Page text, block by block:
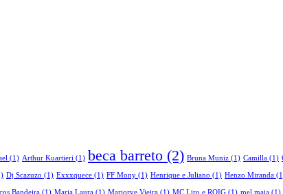
(1) Arthur Kuartieri (1) beca barreto (2) Bruna Muniz (1) Camilla (1)
Dj Scazuzo (1) Exxxquece (1) FF Mony (1) Henrique e Juliano (1) Henzo Miranda
Bandeira (1) Maria Laura (1) Marjorye Vieira (1) MC Liro e ROIG (1) mel maia (1)